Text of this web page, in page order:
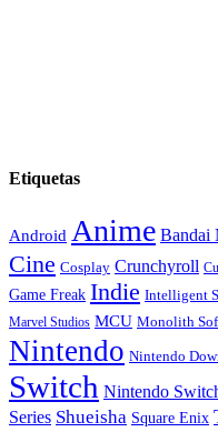
Etiquetas
Android Anime Bandai
Cine Cosplay Crunchyroll
Game Freak Indie Intelligent
Marvel Studios MCU Monolith
Nintendo Nintendo
Switch Nintendo
Series Shueisha Square Enix